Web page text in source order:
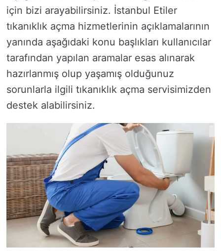
için bizi arayabilirsiniz. İstanbul Etiler
tıkanıklık açma hizmetlerinin açıklamalarının
yanında aşağıdaki konu başlıkları kullanıcılar
tarafından yapılan aramalar esas alınarak
hazırlanmış olup yaşamış olduğunuz
sorunlarla ilgili tıkanıklık açma servisimizden
destek alabilirsiniz.